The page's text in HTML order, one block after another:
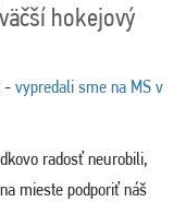
hokejový
- vypredali sme na MS v
radosť neurobili,
mieste podporiť náš